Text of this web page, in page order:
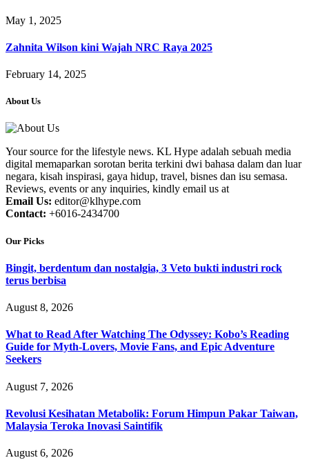
May 1, 2025
Zahnita Wilson kini Wajah NRC Raya 2025
February 14, 2025
About Us
Your source for the lifestyle news. KL Hype adalah sebuah media
digital memaparkan sorotan berita terkini dwi bahasa dalam dan luar
negara, kisah inspirasi, gaya hidup, travel, bisnes dan isu semasa.
Reviews, events or any inquiries, kindly email us at
Email Us: editor@klhype.com
Contact: +6016-2434700
Our Picks
Bingit, berdentum dan nostalgia, 3 Veto bukti industri rock
terus berbisa
August 8, 2026
What to Read After Watching The Odyssey: Kobo’s Reading
Guide for Myth-Lovers, Movie Fans, and Epic Adventure
Seekers
August 7, 2026
Revolusi Kesihatan Metabolik: Forum Himpun Pakar Taiwan,
Malaysia Teroka Inovasi Saintifik
August 6, 2026